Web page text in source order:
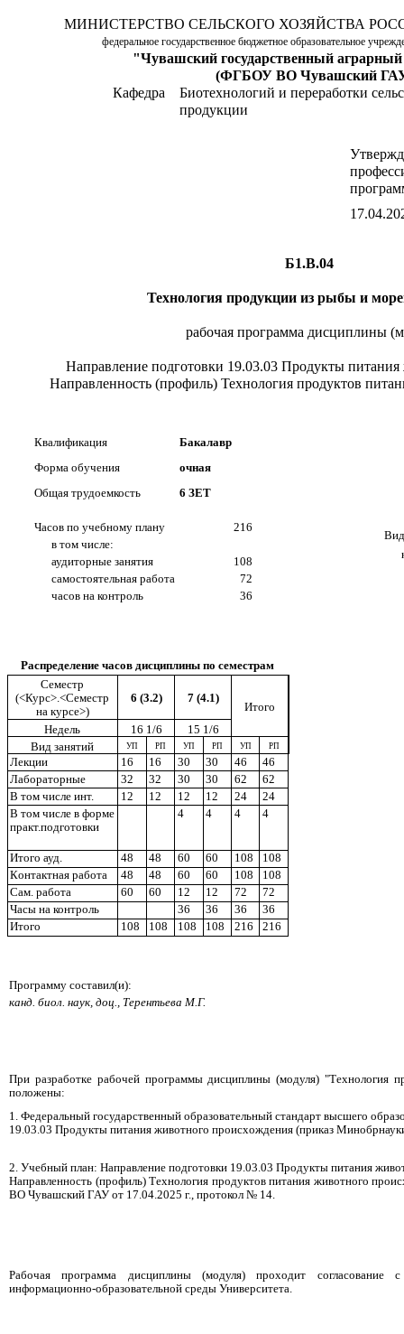
МИНИСТЕРСТВО СЕЛЬСКОГО ХОЗЯЙСТВА
федеральное государственное бюджетное образовательное
"Чувашский государственный аграрный
(ФГБОУ ВО Чувашский
Биотехнологий и переработки
продукции
Кафедра
Б1.В.04
Технология продукции из рыбы и
Направление подготовки 19.03.03 Продукты
Направленность (профиль) Технология продуктов
рабочая программа дисциплины
часов на контроль 36
самостоятельная работа 72
аудиторные занятия 108
Общая трудоемкость
Часов по учебному плану
6 ЗЕТ
Форма обучения очная
Квалификация Бакалавр
216
в том числе:
Распределение часов дисциплины по семестрам
Семестр
(<Курс>.<Семестр
на курсе>)
6 (3.2) 7 (4.1)
Итого
Недель
16 1/6
15 1/6
Вид занятий
УП РП УП РП УП РП
Лекции 16 16 30 30 46
46
Лабораторные
32 32 30 30 62
62
В том числе инт.
12 12 12 12 24
24
В том числе в форме
практ.подготовки
4 4 4 4
Итого ауд. 48 48 60 60 108
108
Кoнтактная рабoта
48 48 60 60 108
108
Сам. работа
60 60 12 12 72
72
Часы на контроль
36 36 36
36
Итого
108 108 108 108 216 216
Программу составил(и):
канд. биол. наук, доц., Терентьева М.Г.
1. Федеральный государственный образовательный стандарт высшего
19.03.03 Продукты питания животного происхождения (приказ
При разработке рабочей программы дисциплины (модуля) "Технология
положены:
2. Учебный план: Направление подготовки 19.03.03 Продукты питания
Направленность (профиль) Технология продуктов питания животного
ВО Чувашский ГАУ от 17.04.2025 г., протокол № 14.
Рабочая программа дисциплины (модуля) проходит согласование с
информационно-образовательной среды Университета.